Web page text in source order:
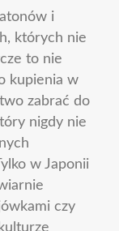
i
których nie
to nie
kupienia w
zabrać do
nigdy nie
w Japonii
czy